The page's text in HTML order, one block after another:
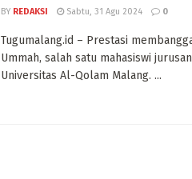
BY REDAKSI Sabtu, 31 Agu 2024 0
Tugumalang.id – Prestasi
Ummah, salah satu mahasiswi
Universitas Al-Qolam Malang. ...